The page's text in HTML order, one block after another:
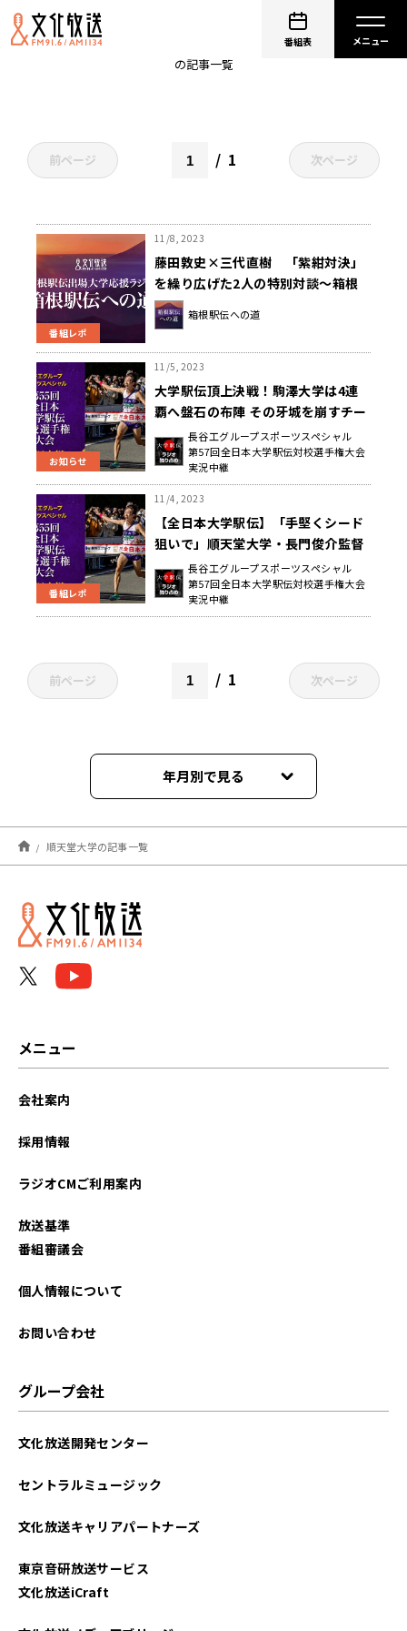
番組表
の記事一覧
前ページ 1 次ページ
番組レポ
11/8, 2023
藤田敦史×三代直樹 「紫紺対決」
を繰り広げた2人の特別対談～箱根
駅伝への道～
箱根駅伝への道
お知らせ
11/5, 2023
大学駅伝頂上決戦！駒澤大学は4連
覇へ盤石の布陣 その牙城を崩すチー
ムは現れるのか～第55回全日本大学
駅伝
長谷工グループスポーツスペシャル
第57回全日本大学駅伝対校選手権大会
実況中継
番組レポ
11/4, 2023
【全日本大学駅伝】「手堅くシード
狙いで」順天堂大学・長門俊介監督
前日会見より
長谷工グループスポーツスペシャル
第57回全日本大学駅伝対校選手権大会
実況中継
前ページ 1 次ページ
年月別で見る
2026年01月
2025年12月
2025年11月
2023年09月
2022年11月
2021年11月
順天堂大学の記事一覧
メニュー
会社案内
採用情報
ラジオCMご利用案内
放送基準
番組審議会
個人情報について
お問い合わせ
グループ会社
文化放送開発センター
セントラルミュージック
文化放送キャリアパートナーズ
東京音研放送サービス
文化放送iCraft